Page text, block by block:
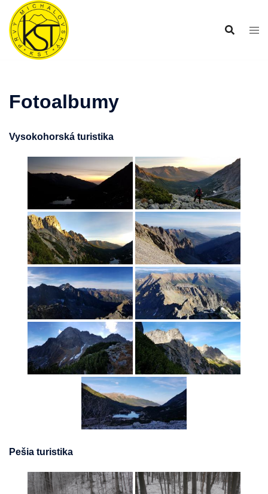
Preskočiť
obsah
Fotoalbumy
Vysokohorská turistika
Pešia turistika